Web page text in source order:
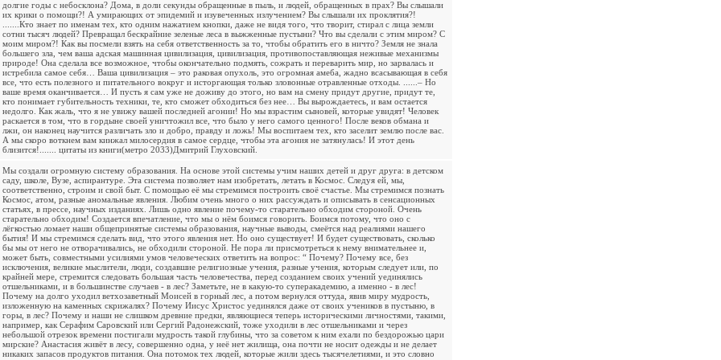
долгие годы с небосклона? Дома, в доли секунды обращенные в пыль, и людей, обращенных в прах? Вы слышали
их крики о помощи?! А умирающих от эпидемий и изувеченных излучением? Вы слышали их проклятия?!
.......Кто знает по именам тех, кто одним нажатием кнопки, даже не видя того, что творит, стирал с лица земли
сотни тысяч людей? Превращал бескрайние зеленые леса в выжженные пустыни? Что вы сделали с этим миром? С
моим миром?! Как вы посмели взять на себя ответственность за то, чтобы обратить его в ничто? Земля не знала
большего зла, чем ваша адская машинная цивилизация, цивилизация, противопоставляющая неживые механизмы
природе! Она сделала все возможное, чтобы окончательно подмять, сожрать и переварить мир, но зарвалась и
истребила самое себя… Ваша цивилизация – это раковая опухоль, это огромная амеба, жадно всасывающая в себя
все, что есть полезного и питательного вокруг и исторгающая только зловонные отравленные отходы. ......– Но
ваше время оканчивается… И пусть я сам уже не доживу до этого, но вам на смену придут другие, придут те,
кто понимает губительность техники, те, кто сможет обходиться без нее… Вы вырождаетесь, и вам остается
недолго. Как жаль, что я не увижу вашей последней агонии! Но мы взрастим сыновей, которые увидят! Человек
раскается в том, что в гордыне своей уничтожил все, что было у него самого ценного! После веков обмана и
лжи, он наконец научится различать зло и добро, правду и ложь! Мы воспитаем тех, кто заселит землю после вас.
А мы скоро воткнем вам кинжал милосердия в самое сердце, чтобы эта агония не затянулась! И этот день
близится!....... цитаты из книги(метро 2033)Дмитрий Глуховский.
Мы создали огромную систему образования. На основе этой системы учим наших детей и друг друга: в детском
саду, школе, Вузе, аспирантуре. Эта система позволяет нам изобретать, летать в Космос. Следуя ей, мы,
соответственно, строим и свой быт. С помощью её мы стремимся построить своё счастье. Мы стремимся познать
Космос, атом, разные аномальные явления. Любим очень много о них рассуждать и описывать в сенсационных
статьях, в прессе, научных изданиях. Лишь одно явление почему-то старательно обходим стороной. Очень
старательно обходим! Создается впечатление, что мы о нём боимся говорить. Боимся потому, что оно с
лёгкостью ломает наши общепринятые системы образования, научные выводы, смеётся над реалиями нашего
бытия! И мы стремимся сделать вид, что этого явления нет. Но оно существует! И будет существовать, сколько
бы мы от него не отворачивались, не обходили стороной. Не пора ли присмотреться к нему внимательнее и,
может быть, совместными усилиями умов человеческих ответить на вопрос: “ Почему? Почему все, без
исключения, великие мыслители, люди, создавшие религиозные учения, разные учения, которым следует или, по
крайней мере, стремится следовать большая часть человечества, перед созданием своих учений уединялись
отшельниками, и в большинстве случаев - в лес? Заметьте, не в какую-то суперакадемию, а именно - в лес!
Почему на долго уходил ветхозаветный Моисей в горный лес, а потом вернулся оттуда, явив миру мудрость,
изложенную на каменных скрижалях? Почему Иисус Христос уединялся даже от своих учеников в пустыню, в
горы, в лес? Почему и наши не слишком древние предки, являющиеся теперь историческими личностями, такими,
например, как Серафим Саровский или Сергий Радонежский, тоже уходили в лес отшельниками и через
небольшой отрезок времени постигали мудрость такой глубины, что за советом к ним ехали по бездорожью цари
мирские? Анастасия живёт в лесу, совершенно одна, у неё нет жилища, она почти не носит одежды и не делает
никаких запасов продуктов питания. Она потомок тех людей, которые жили здесь тысячелетиями, и это словно